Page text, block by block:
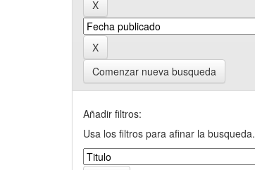
Comenzar nueva busqueda
Añadir filtros:
Usa los filtros para afinar la busqueda.